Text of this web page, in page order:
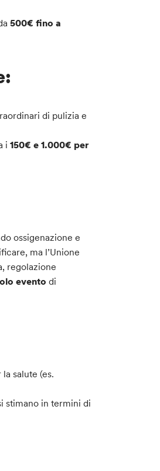
500€ fino a
di pulizia e
i150€ e 1.000€ per
ossigenazione e
ma l’Unione
regolazione
evento di
salute (es.
stimano in termini di